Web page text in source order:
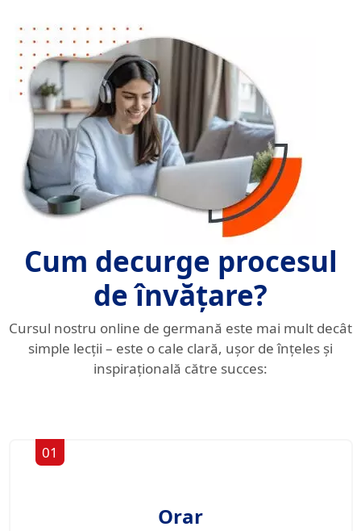
Cum decurge procesul
de învățare?
Cursul nostru online de germană este mai mult decât
simple lecții – este o cale clară, ușor de înțeles și
inspirațională către succes:
Orar
01